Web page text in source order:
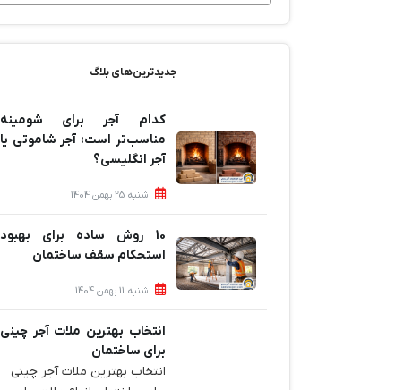
جدیدترین‌های بلاگ
کدام آجر برای شومینه
مناسب‌تر است: آجر شاموتی یا
آجر انگلیسی؟
شنبه 25 بهمن 1404
10 روش ساده برای بهبود
استحکام سقف ساختمان
شنبه 11 بهمن 1404
انتخاب بهترین ملات آجر چینی
برای ساختمان‌
انتخاب بهترین ملات آجر چینی